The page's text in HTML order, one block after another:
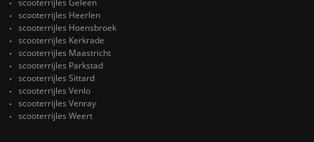
scooterrijles Heerlen
scooterrijles Hoensbroek
scooterrijles Kerkrade
scooterrijles Maastricht
scooterrijles Parkstad
scooterrijles Sittard
scooterrijles Venlo
scooterrijles Venray
scooterrijles Weert